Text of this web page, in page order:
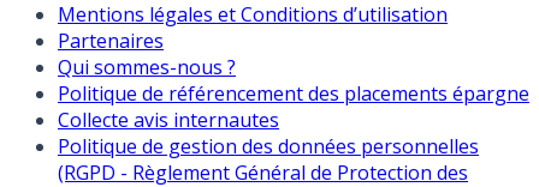
Mentions légales et Conditions d’utilisation
Partenaires
Qui sommes-nous ?
Politique de référencement des placements épargne
Collecte avis internautes
Politique de gestion des données personnelles
(RGPD - Règlement Général de Protection des